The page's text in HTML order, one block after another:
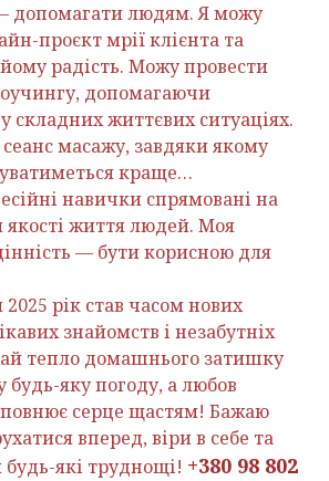
допомагати людям. Я можу
проєкт мрії клієнта та
радість. Можу провести
допомагаючи
складних життєвих ситуаціях.
масажу, завдяки якому
краще…
навички спрямовані на
життя людей. Моя
— бути корисною для
рік став часом нових
знайомств і незабутніх
тепло домашнього затишку
у будь-яку погоду, а любов
серце щастям! Бажаю
вперед, віри в себе та
які труднощі! +380 98 802